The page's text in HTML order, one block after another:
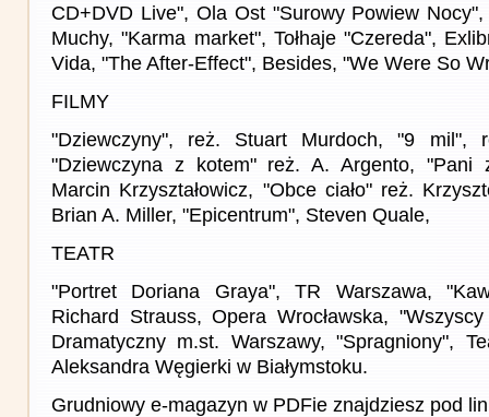
CD+DVD Live", Ola Ost "Surowy Powiew
Muchy, "Karma market", Tołhaje "Czereda",
Vida, "The After-Effect", Besides, "We Were So
FILMY
"Dziewczyny", reż. Stuart Murdoch, "9 mil",
"Dziewczyna z kotem" reż. A. Argento,
Marcin Krzyształowicz, "Obce ciało" reż.
Brian A. Miller, "Epicentrum", Steven Quale,
TEATR
"Portret Doriana Graya", TR Warszawa,
Richard Strauss, Opera Wrocławska,
Dramatyczny m.st. Warszawy, "Spragniony",
Aleksandra Węgierki w Białymstoku.
Grudniowy e-magazyn w PDFie znajdziesz pod